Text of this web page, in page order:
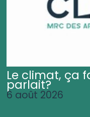
Le climat, ça
parlait?
6 août 2026